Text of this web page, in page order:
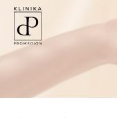
ZABIEGI